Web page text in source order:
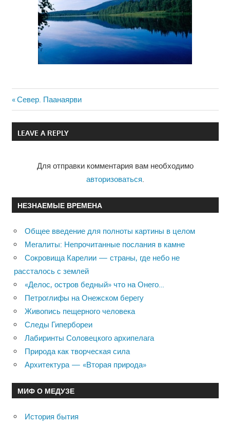
Навигация
по
Previous
Post:
Север. Паанаярви
LEAVE A REPLY
Для отправки комментария вам необходимо
авторизоваться
НЕЗНАЕМЫЕ ВРЕМЕНА
Общее введение для полноты картины в целом
Мегалиты: Непрочитанные послания в камне
Сокровища Карелии — страны, где небо не
рассталось с землей
«Делос, остров бедный» что на Онего…
Петроглифы на Онежском берегу
Живопись пещерного человека
Следы Гипербореи
Лабиринты Соловецкого архипелага
Природа как творческая сила
Архитектура — «Вторая природа»
МИФ О МЕДУЗЕ
История бытия